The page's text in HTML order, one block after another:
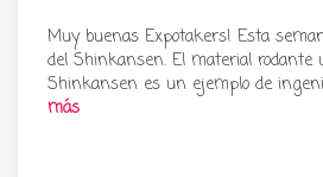
Muy buenas Expotakers! Esta
del Shinkansen. El material rodante
Shinkansen es un ejemplo de
más